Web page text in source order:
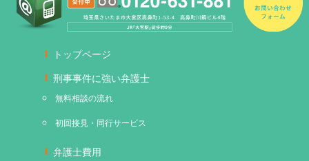
トップページ
刑事事件に強い弁護士
無料相談の流れ
初回接見・同行サービス
弁護士費用